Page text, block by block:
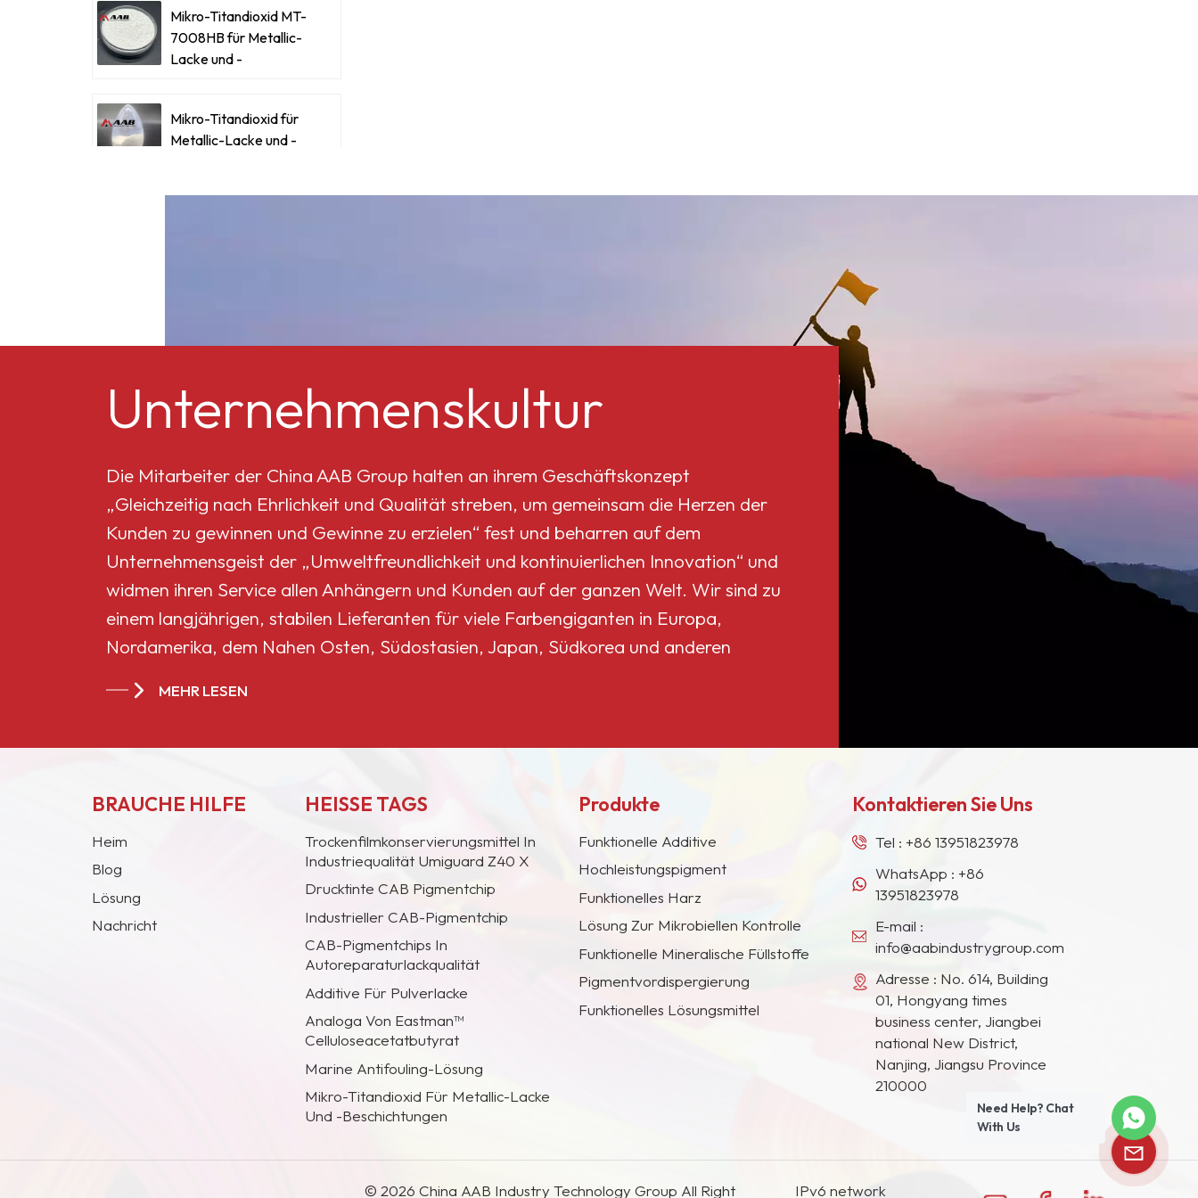
Chinarot-Pigmentchips PR177
auszuwählen.
Mikro-Titandioxid MT-
7008HB für Metallic-
Lacke und -
Mikro-Titandioxid für
Metallic-Lacke und -
Mikro-Titandioxid MT-
Celluloseacetatbutyrat
551-0,01
China
Celluloseacetatbutyrat
CAB-381-20
Unternehmenskultur
Die Mitarbeiter der China AAB Group halten an ihrem Geschäftskonzept
„Gleichzeitig nach Ehrlichkeit und Qualität streben, um gemeinsam die Herzen der
Kunden zu gewinnen und Gewinne zu erzielen“ fest und beharren auf dem
Unternehmensgeist der „Umweltfreundlichkeit und kontinuierlichen Innovation“ und
widmen ihren Service allen Anhängern und Kunden auf der ganzen Welt. Wir sind zu
einem langjährigen, stabilen Lieferanten für viele Farbengiganten in Europa,
Nordamerika, dem Nahen Osten, Südostasien, Japan, Südkorea und anderen
MEHR LESEN
BRAUCHE HILFE
Heim
Blog
Lösung
Nachricht
HEISSE TAGS
Trockenfilmkonservierungsmittel In
Industriequalität Umiguard Z40 X
Drucktinte CAB Pigmentchip
Industrieller CAB-Pigmentchip
CAB-Pigmentchips In
Autoreparaturlackqualität
Additive Für Pulverlacke
Analoga Von Eastman™
Celluloseacetatbutyrat
Marine Antifouling-Lösung
Mikro-Titandioxid Für Metallic-Lacke
Und -Beschichtungen
Produkte
Funktionelle Additive
Hochleistungspigment
Funktionelles Harz
Lösung Zur Mikrobiellen Kontrolle
Funktionelle Mineralische Füllstoffe
Pigmentvordispergierung
Funktionelles Lösungsmittel
Kontaktieren Sie Uns
Tel :+86 13951823978
WhatsApp :+86
13951823978
E-mail :
info@aabindustrygroup.com
Adresse : No. 614, Building
01, Hongyang times
business center, Jiangbei
national New District,
Nanjing, Jiangsu Province
210000
© 2026 China AAB Industry Technology Group All Right IPv6 network
Need Help? Chat
With Us